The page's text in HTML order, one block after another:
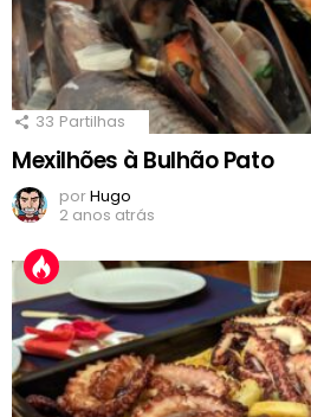
33 Partilhas
Mexilhões à Bulhão Pato
porHugo
2 anos atrás